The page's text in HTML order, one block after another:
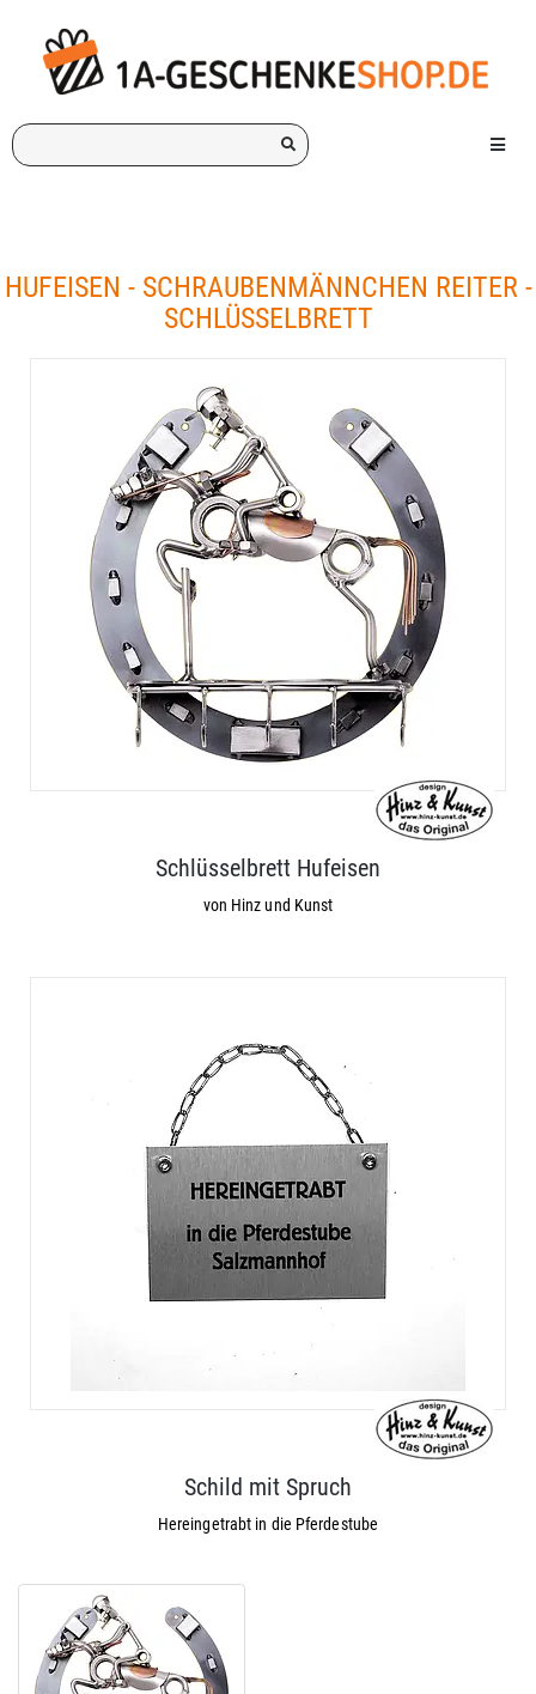
Ich
suche
Menü
HUFEISEN - SCHRAUBENMÄNNCHEN REITER -
SCHLÜSSELBRETT
Schlüsselbrett Hufeisen
von Hinz und Kunst
Schild mit Spruch
Hereingetrabt in die Pferdestube